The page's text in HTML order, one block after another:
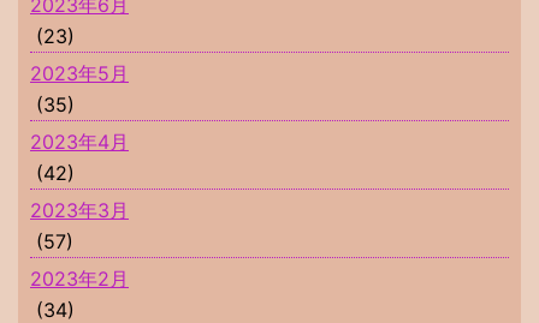
(23)
2023年5月
(35)
2023年4月
(42)
2023年3月
(57)
2023年2月
(34)